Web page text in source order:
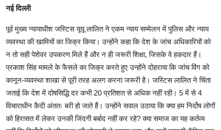
नई दिल्ली
पूर्व मुख्य न्यायाधीश जस्टिस यूयू लालित ने एकम न्याय सम्मेलन में पुलिस और न्याय
व्यवस्था की खामियों का जिक्र किया। उन्होंने कहा कि देश के जांच अधिकारियों को
न तो सही पेशेवर उपकरण मिले हैं और न ही जरूरी शिक्षा, जिसके वे हकदार हैं।
प्रकाश सिंह मामले के फैसले का जिक्र करते हुए उन्होंने दोहराया कि जांच विंग को
कानून-व्यवस्था शाखा से पूरी तरह अलग करना जरूरी है। जस्टिस लालित ने चिंता
जताई कि देश में दोषसिद्धि दर कभी 20 प्रतिशत से अधिक नहीं रही। 5 में से 4
विचाराधीन कैदी अंततः बरी हो जाते हैं। उन्होंने सवाल उठाया कि क्या हम निर्दोष लोगों
को हिरासत में लेकर उनकी जिंदगी बर्बाद नहीं कर रहे? क्या समाज का यह कर्तव्य